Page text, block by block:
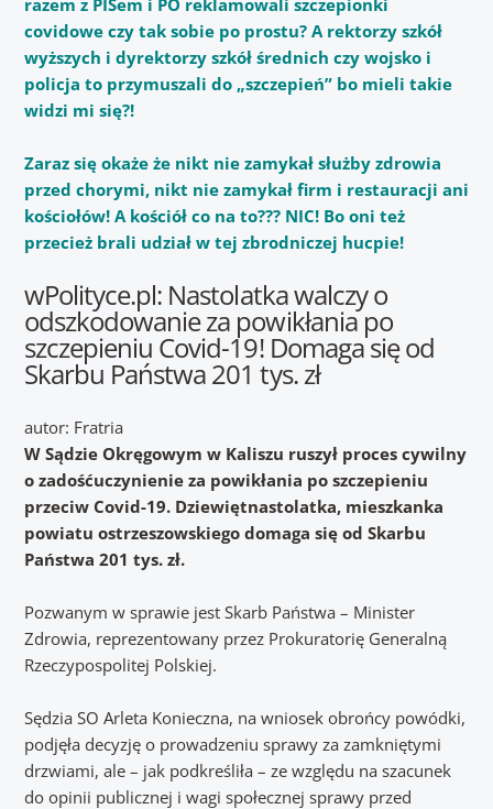
razem z PISem i PO reklamowali szczepionki
covidowe czy tak sobie po prostu? A rektorzy szkół
wyższych i dyrektorzy szkół średnich czy wojsko i
policja to przymuszali do „szczepień” bo mieli takie
widzi mi się?!
Zaraz się okaże że nikt nie zamykał służby zdrowia
przed chorymi, nikt nie zamykał firm i restauracji ani
kościołów! A kościół co na to??? NIC! Bo oni też
przecież brali udział w tej zbrodniczej hucpie!
wPolityce.pl: Nastolatka walczy o
odszkodowanie za powikłania po
szczepieniu Covid-19! Domaga się od
Skarbu Państwa 201 tys. zł
autor: Fratria
W Sądzie Okręgowym w Kaliszu ruszył proces cywilny
o zadośćuczynienie za powikłania po szczepieniu
przeciw Covid-19. Dziewiętnastolatka, mieszkanka
powiatu ostrzeszowskiego domaga się od Skarbu
Państwa 201 tys. zł.
Pozwanym w sprawie jest Skarb Państwa – Minister
Zdrowia, reprezentowany przez Prokuratorię Generalną
Rzeczypospolitej Polskiej.
Sędzia SO Arleta Konieczna, na wniosek obrońcy powódki,
podjęła decyzję o prowadzeniu sprawy za zamkniętymi
drzwiami, ale – jak podkreśliła – ze względu na szacunek
do opinii publicznej i wagi społecznej sprawy przed